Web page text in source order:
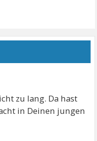
zu lang. Da hast
in Deinen jungen